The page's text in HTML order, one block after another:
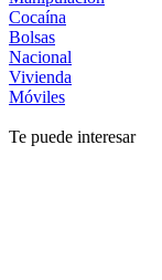
Cocaína
Bolsas
Nacional
Vivienda
Móviles
Te puede interesar